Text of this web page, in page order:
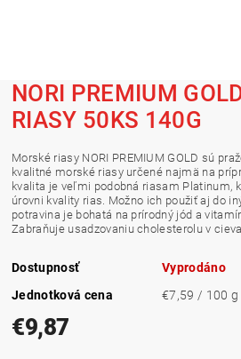
NORI PREMIUM
RIASY 50KS 140G
Morské riasy NORI PREMIUM GOLD sú
kvalitné morské riasy určené najmä na
kvalita je veľmi podobná riasam Platinum,
úrovni kvality rias. Možno ich použiť aj do
potravina je bohatá na prírodný jód a
Zabraňuje usadzovaniu cholesterolu v
Dostupnosť
Vyprodáno
Jednotková cena
€7,59 / 100 g
€9,87